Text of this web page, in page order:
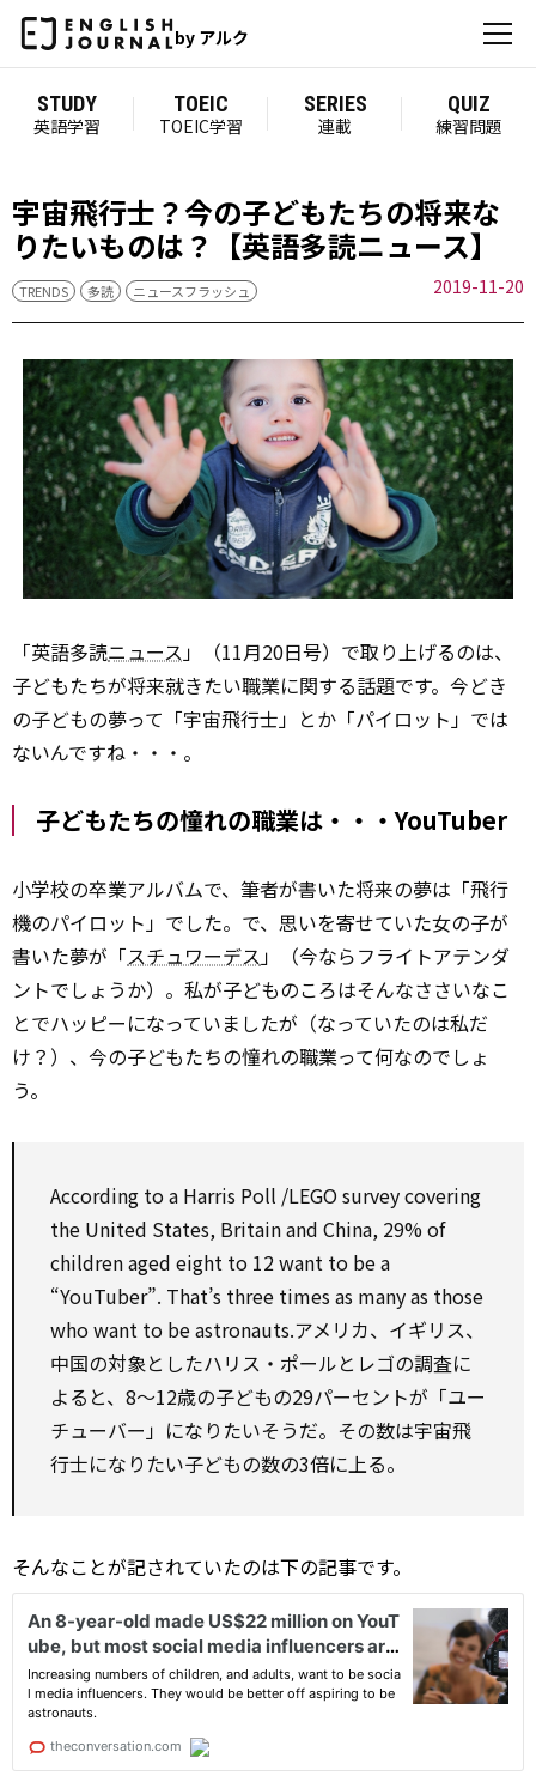
by アルク
STUDY
英語学習
TOEIC
TOEIC学習
SERIES
連載
QUIZ
練習問題
宇宙飛行士？今の子どもたちの将来な
りたいものは？【英語多読ニュース】
TRENDS 多読 ニュースフラッシュ 2019-11-20
「英語多読ニュース」（11月20日号）で取り上げるのは、
子どもたちが将来就きたい職業に関する話題です。今どき
の子どもの夢って「宇宙飛行士」とか「パイロット」では
ないんですね・・・。
子どもたちの憧れの職業は・・・YouTuber
小学校の卒業アルバムで、筆者が書いた将来の夢は「飛行
機のパイロット」でした。で、思いを寄せていた女の子が
書いた夢が「スチュワーデス」（今ならフライトアテンダ
ントでしょうか）。私が子どものころはそんなささいなこ
とでハッピーになっていましたが（なっていたのは私だ
け？）、今の子どもたちの憧れの職業って何なのでしょ
う。
According toa Harris Poll /LEGO surveycovering
the United States, Britain and China, 29% of
children aged eight to 12 want to bea
“YouTuber”. That’s three times as manyas those
who want to beastronauts.アメリカ、イギリス、
中国の対象としたハリス・ポールとレゴの調査に
よると、8～12歳の子どもの29パーセントが「ユー
チューバー」になりたいそうだ。その数は宇宙飛
行士になりたい子どもの数の3倍に上る。
そんなことが記されていたのは下の記事です。